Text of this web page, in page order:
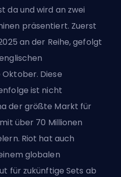
da und wird an zwei
präsentiert. Zuerst
an der Reihe, gefolgt
Diese
ist nicht
der größte Markt für
über 70 Millionen
Riot hat auch
globalen
für zukünftige Sets ab